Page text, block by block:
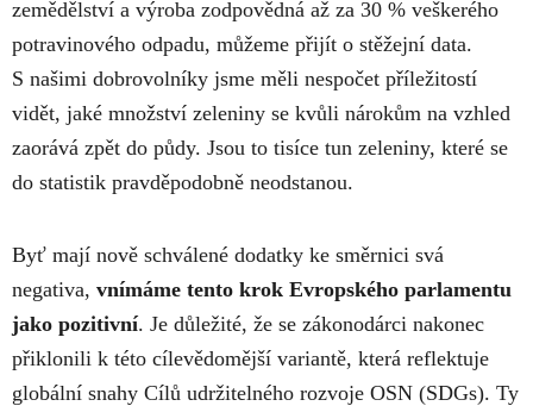
zemědělství a výroba zodpovědná až za 30 % veškerého
potravinového odpadu, můžeme přijít o stěžejní data.
S našimi dobrovolníky jsme měli nespočet příležitostí
vidět, jaké množství zeleniny se kvůli nárokům na vzhled
zaorává zpět do půdy. Jsou to tisíce tun zeleniny, které se
do statistik pravděpodobně neodstanou.
Byť mají nově schválené dodatky ke směrnici svá
negativa, vnímáme tento krok Evropského parlamentu
jako pozitivní. Je důležité, že se zákonodárci nakonec
přiklonili k této cílevědomější variantě, která reflektuje
globální snahy Cílů udržitelného rozvoje OSN (SDGs). Ty